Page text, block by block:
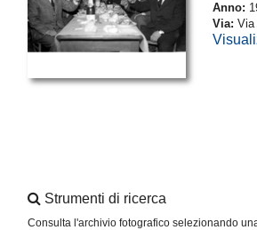
Anno:
Via: Via
Strumenti di ricerca
Consulta l'archivio fotografico selezionando